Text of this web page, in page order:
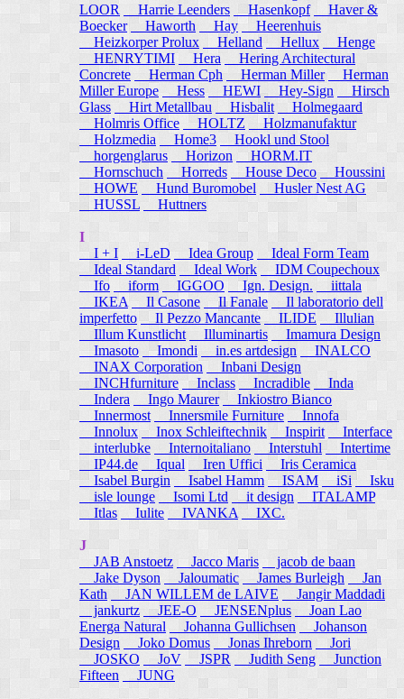
LOOR
Harrie Leenders Hasenkopf
Haver &
Boecker
Haworth Hay
Heerenhuis
Heizkorper Prolux
Helland Hellux
Henge
HENRYTIMI
Hera
Hering Architectural
Concrete
Herman Cph Herman Miller
Herman
Miller Europe
Hess HEWI Hey-Sign
Hirsch
Glass
Hirt Metallbau Hisbalit
Holmegaard
Holmris Office
HOLTZ
Holzmanufaktur
Holzmedia
Home3
Hookl und Stool
horgenglarus
Horizon
HORM.IT
Hornschuch
Horreds House Deco
Houssini
HOWE
Hund Buromobel
Husler Nest AG
HUSSL
Huttners
I
I + I
i-LeD Idea Group
Ideal Form Team
Ideal Standard
Ideal Work
IDM Coupechoux
Ifo
iform IGGOO Ign. Design.
iittala
IKEA
Il Casone Il Fanale
Il laboratorio dell
imperfetto
Il Pezzo Mancante ILIDE
Illulian
Illum Kunstlicht
Illuminartis
Imamura Design
Imasoto
Imondi in.es artdesign
INALCO
INAX Corporation
Inbani Design
INCHfurniture
Inclass Incradible
Inda
Indera
Ingo Maurer
Inkiostro Bianco
Innermost
Innersmile Furniture
Innofa
Innolux
Inox Schleiftechnik Inspirit
Interface
interlubke
Internoitaliano Interstuhl
Intertime
IP44.de
Iqual Iren Uffici
Iris Ceramica
Isabel Burgin
Isabel Hamm ISAM iSi Isku
isle lounge
Isomi Ltd it design
ITALAMP
Itlas
Iulite IVANKA IXC.
J
JAB Anstoetz
Jacco Maris
jacob de baan
Jake Dyson
Jaloumatic James Burleigh
Jan
Kath
JAN WILLEM de LAIVE
Jangir Maddadi
jankurtz JEE-O JENSENplus
Joan Lao
Energa Natural
Johanna Gullichsen
Johanson
Design
Joko Domus Jonas Ihreborn
Jori
JOSKO
JoV JSPR Judith Seng
Junction
Fifteen
JUNG